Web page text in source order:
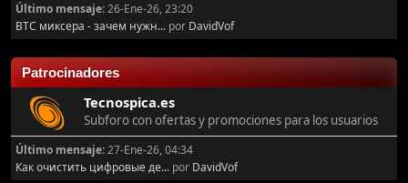
Último mensaje:26-Ene-26, 23:20
BTC миксера - зачем нужн... por DavidVof
Patrocinadores
Tecnospica.es
Subforo con ofertas y promociones para los usuarios
Último mensaje:27-Ene-26, 04:34
Как очистить цифровые де... por DavidVof